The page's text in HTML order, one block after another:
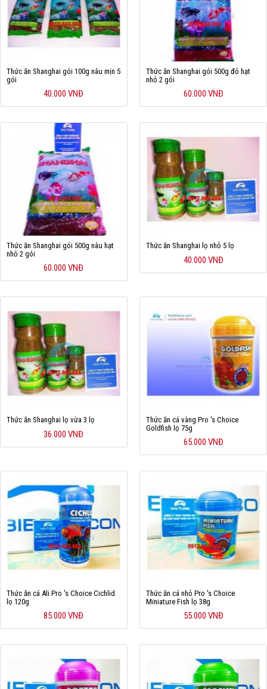
Thức ăn Shanghai gói 100g nâu mịn 5
gói
40.000 VNĐ
Thức ăn Shanghai gói 500g đỏ hạt
nhỏ 2 gói
60.000 VNĐ
Thức ăn Shanghai gói 500g nâu hạt
nhỏ 2 gói
60.000 VNĐ
Thức ăn Shanghai lọ nhỏ 5 lọ
40.000 VNĐ
Thức ăn Shanghai lọ vừa 3 lọ
36.000 VNĐ
Thức ăn cá vàng Pro 's Choice
Goldfish lọ 75g
65.000 VNĐ
Thức ăn cá Ali Pro 's Choice Cichlid
lọ 120g
85.000 VNĐ
Thức ăn cá nhỏ Pro 's Choice
Miniature Fish lọ 38g
55.000 VNĐ
Cá rồng & Phụ kiện
Bể thủy sinh & Phụ kiện
Bể nước mặn & Phụ kiện
Thi công hồ cá Koi
Dịch vụ
Hỗ trợ